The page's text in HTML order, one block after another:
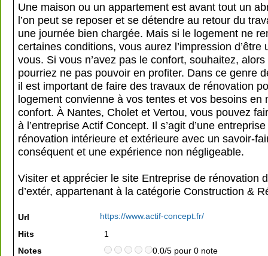
Une maison ou un appartement est avant tout un
l’on peut se reposer et se détendre au retour du
une journée bien chargée. Mais si le logement ne
certaines conditions, vous aurez l’impression d’être
vous. Si vous n’avez pas le confort, souhaitez, alors
pourriez ne pas pouvoir en profiter. Dans ce genre
il est important de faire des travaux de rénovation
logement convienne à vos tentes et vos besoins en
confort. À Nantes, Cholet et Vertou, vous pouvez
à l’entreprise Actif Concept. Il s’agit d’une
rénovation intérieure et extérieure avec un savoir-
conséquent et une expérience non négligeable.
Visiter et apprécier le site Entreprise de rénovation
d’extér, appartenant à la catégorie Construction &
Url
https://www.actif-concept.fr/
Hits
1
Notes
0.0/5 pour 0 note